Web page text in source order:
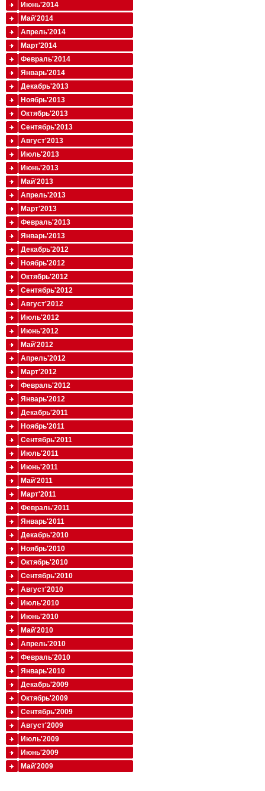
Июнь'2014
Май'2014
Апрель'2014
Март'2014
Февраль'2014
Январь'2014
Декабрь'2013
Ноябрь'2013
Октябрь'2013
Сентябрь'2013
Август'2013
Июль'2013
Июнь'2013
Май'2013
Апрель'2013
Март'2013
Февраль'2013
Январь'2013
Декабрь'2012
Ноябрь'2012
Октябрь'2012
Сентябрь'2012
Август'2012
Июль'2012
Июнь'2012
Май'2012
Апрель'2012
Март'2012
Февраль'2012
Январь'2012
Декабрь'2011
Ноябрь'2011
Сентябрь'2011
Июль'2011
Июнь'2011
Май'2011
Март'2011
Февраль'2011
Январь'2011
Декабрь'2010
Ноябрь'2010
Октябрь'2010
Сентябрь'2010
Август'2010
Июль'2010
Июнь'2010
Май'2010
Апрель'2010
Февраль'2010
Январь'2010
Декабрь'2009
Октябрь'2009
Сентябрь'2009
Август'2009
Июль'2009
Июнь'2009
Май'2009